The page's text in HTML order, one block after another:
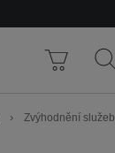
Košík
›
Zvýhodnění